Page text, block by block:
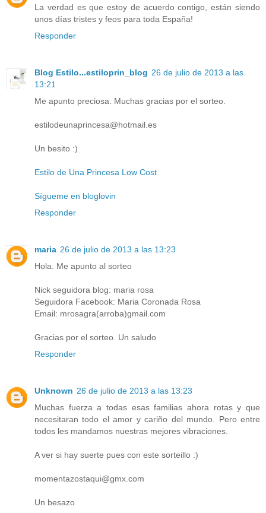
La verdad es que estoy de acuerdo contigo, están siendo
unos días tristes y feos para toda España!
Responder
Blog Estilo...estiloprin_blog 26 de julio de 2013 a las
13:21
Me apunto preciosa. Muchas gracias por el sorteo.
estilodeunaprincesa@hotmail.es
Un besito :)
Estilo de Una Princesa Low Cost
Sígueme en bloglovin
Responder
maria 26 de julio de 2013 a las 13:23
Hola. Me apunto al sorteo
Nick seguidora blog: maria rosa
Seguidora Facebook: Maria Coronada Rosa
Email: mrosagra(arroba)gmail.com
Gracias por el sorteo. Un saludo
Responder
Unknown 26 de julio de 2013 a las 13:23
Muchas fuerza a todas esas familias ahora rotas y que
necesitaran todo el amor y cariño del mundo. Pero entre
todos les mandamos nuestras mejores vibraciones.
A ver si hay suerte pues con este sorteillo :)
momentazostaqui@gmx.com
Un besazo